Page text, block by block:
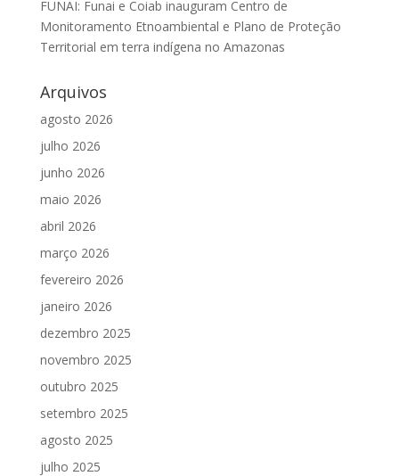
FUNAI: Funai e Coiab inauguram Centro de
Monitoramento Etnoambiental e Plano de Proteção
Territorial em terra indígena no Amazonas
Arquivos
agosto 2026
julho 2026
junho 2026
maio 2026
abril 2026
março 2026
fevereiro 2026
janeiro 2026
dezembro 2025
novembro 2025
outubro 2025
setembro 2025
agosto 2025
julho 2025